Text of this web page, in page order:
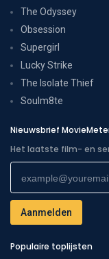
The Odyssey
Obsession
Supergirl
Lucky Strike
The Isolate Thief
Soulm8te
Nieuwsbrief
Het laatste film- en
Populaire toplijsten